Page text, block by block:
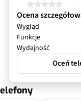
Ocena
Wygląd
Funkcje
Wydajność
Oceń